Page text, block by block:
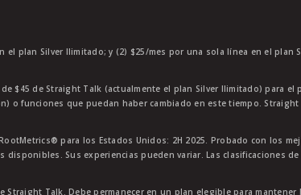
plan Silver Ilimitado; y (2) $25/mes por una sola línea en el plan
$45 de Straight Talk (actualmente el plan Silver Ilimitado) para el
o funciones que puedan haber cambiado en este tiempo.
para los Estados Unidos: 2H 2025. Probado con los
Sus experiencias pueden variar. Las clasificaciones
Talk. Debe permanecer en un plan elegible para mantener